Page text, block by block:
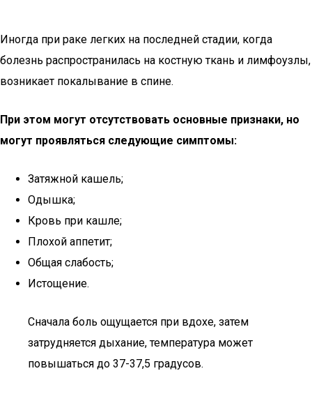
Иногда при раке легких на последней стадии, когда
болезнь распространилась на костную ткань и лимфоузлы,
возникает покалывание в спине.
При этом могут отсутствовать основные признаки, но
могут проявляться следующие симптомы:
Затяжной кашель;
Одышка;
Кровь при кашле;
Плохой аппетит;
Общая слабость;
Истощение.
Сначала боль ощущается при вдохе, затем
затрудняется дыхание, температура может
повышаться до 37-37,5 градусов.